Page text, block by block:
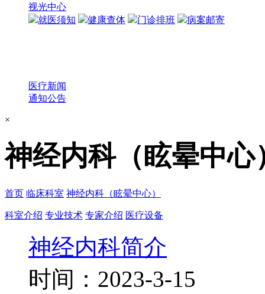
视光中心
就医须知
健康查体 门诊排班 病案邮寄
医疗新闻
通知公告
×
神经内科（眩晕中心
首页 临床科室 神经内科（眩晕中心）
科室介绍 专业技术 专家介绍 医疗设备
神经内科简介
时间：2023-3-15